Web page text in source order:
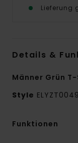
Lieferung
Details &
Männer Grün
Style
Funktionen